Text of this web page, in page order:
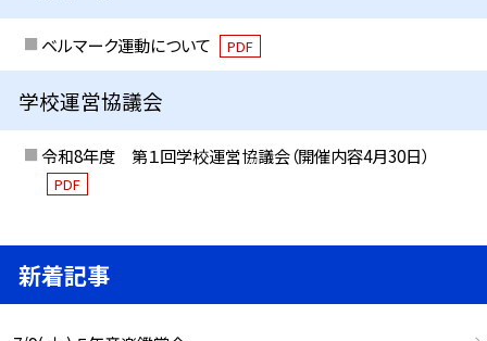
ベルマーク運動について PDF
学校運営協議会
令和8年度 第１回学校運営協議会（開催内容4月30日）
PDF
新着記事